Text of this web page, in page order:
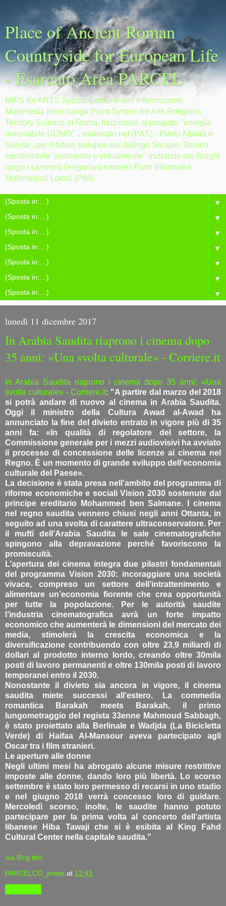
Place of Ancient Roman
Countryside for European Life
- Esarcato Area PARCEL
MIPS for ARTS Spazio Comune dell'Informazione
Multimedia Interchange Point System for Arts Religions
Territory Science in Roma, funzionale al progetto "energia
rinnovabile UOMO" .. elaborato nel (PAS) - Punto Attività e
Servizi ..per il futuro sviluppo del dialogo Sociale, Storico,
condivisibile "realmente e virtualmente" iniziando dai Borghi
lungo i cammini Gregoriani tramite i Punti Informativi
Multimediali Locali (PIM).
▼
▼
▼
▼
▼
▼
▼
lunedì 11 dicembre 2017
In Arabia Saudita riaprono i cinema dopo
35 anni: «Una svolta culturale» - Corriere.it
In Arabia Saudita riaprono i cinema dopo 35 anni: «Una
svolta culturale» - Corriere.it: "A partire dal marzo del 2018
si potrà andare di nuovo al cinema in Arabia Saudita.
Oggi il ministro della Cultura Awad al-Awad ha
annunciato la fine del divieto entrato in vigore più di 35
anni fa: «In qualità di regolatore del settore, la
Commissione generale per i mezzi audiovisivi ha avviato
il processo di concessione delle licenze ai cinema nel
Regno. È un momento di grande sviluppo dell’economia
culturale del Paese».
La decisione è stata presa nell’ambito del programma di
riforme economiche e sociali Vision 2030 sostenute dal
principe ereditario Mohammed ben Salmane. I cinema
nel regno saudita vennero chiusi negli anni Ottanta, in
seguito ad una svolta di carattere ultraconservatore. Per
il muftì dell’Arabia Saudita le sale cinematografiche
spingono alla depravazione perché favoriscono la
promiscuità.
L’apertura dei cinema integra due pilastri fondamentali
del programma Vision 2030: incoraggiare una società
vivace, compreso un settore dell’intrattenimento e
alimentare un’economia fiorente che crea opportunità
per tutte la popolazione. Per le autorità saudite
l’industria cinematografica avrà un forte impatto
economico che aumenterà le dimensioni del mercato dei
media, stimolerà la crescita economica e la
diversificazione contribuendo con oltre 23,9 miliardi di
dollari al prodotto interno lordo, creando oltre 30mila
posti di lavoro permanenti e oltre 130mila posti di lavoro
temporanei entro il 2030.
Nonostante il divieto sia ancora in vigore, il cinema
saudita miete successi all’estero. La commedia
romantica Barakah meets Barakah, il primo
lungometraggio del regista 33enne Mahmoud Sabbagh,
è stato proiettato alla Berlinale e Wadjda (La Bicicletta
Verde) di Haifaa Al-Mansour aveva partecipato agli
Oscar tra i film stranieri.
Le aperture alle donne
Negli ultimi mesi ha abrogato alcune misure restrittive
imposte alle donne, dando loro più libertà. Lo scorso
settembre è stato loro permesso di recarsi in uno stadio
e nel giugno 2018 verrà concesso loro di guidare.
Mercoledì scorso, inolte, le saudite hanno potuto
partecipare per la prima volta al concerto dell’artista
libanese Hiba Tawaji che si è esibita al King Fahd
Cultural Center nella capitale saudita."
'via Blog this'
PARCELCO_press at 12:41